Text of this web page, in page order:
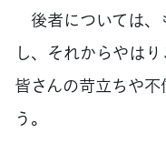
後者については、
し、それからやは
皆さんの苛立ちや
う。